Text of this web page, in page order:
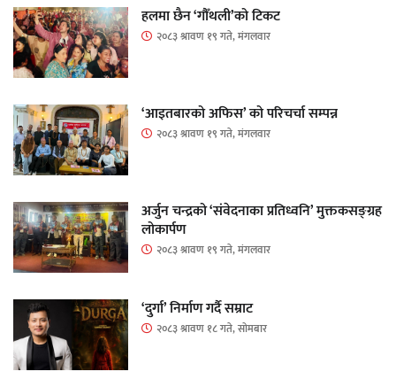
हलमा छैन ‘गौँथली’को टिकट
२०८३ श्रावण १९ गते, मंगलवार
‘आइतबारको अफिस’ को परिचर्चा सम्पन्न
२०८३ श्रावण १९ गते, मंगलवार
अर्जुन चन्द्रको ‘संवेदनाका प्रतिध्वनि’ मुक्तकसङ्ग्रह
लोकार्पण
२०८३ श्रावण १९ गते, मंगलवार
‘दुर्गा’ निर्माण गर्दै सम्राट
२०८३ श्रावण १८ गते, सोमबार